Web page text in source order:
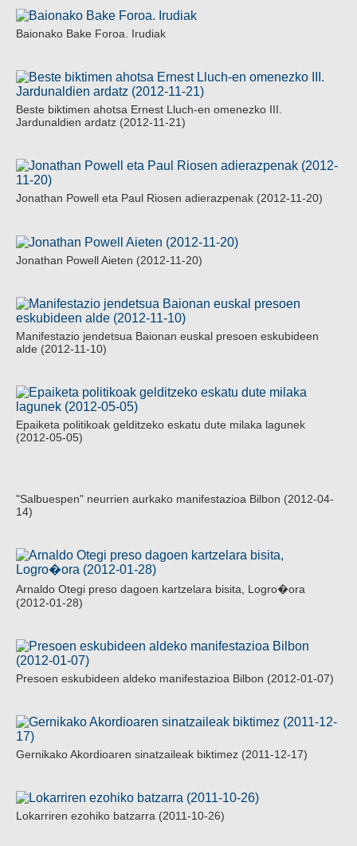
Baionako Bake Foroa. Irudiak
Beste biktimen ahotsa Ernest Lluch-en omenezko III.
Jardunaldien ardatz (2012-11-21)
Jonathan Powell eta Paul Riosen adierazpenak (2012-11-20)
Jonathan Powell Aieten (2012-11-20)
Manifestazio jendetsua Baionan euskal presoen eskubideen
alde (2012-11-10)
Epaiketa politikoak gelditzeko eskatu dute milaka lagunek
(2012-05-05)
"Salbuespen" neurrien aurkako manifestazioa Bilbon (2012-04-
14)
Arnaldo Otegi preso dagoen kartzelara bisita, Logro�ora
(2012-01-28)
Presoen eskubideen aldeko manifestazioa Bilbon (2012-01-07)
Gernikako Akordioaren sinatzaileak biktimez (2011-12-17)
Lokarriren ezohiko batzarra (2011-10-26)